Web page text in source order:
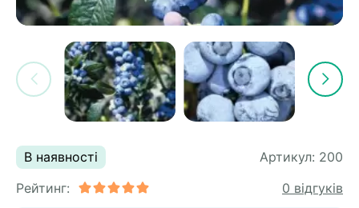
В наявності Артикул: 200
Рейтинг:
0 відгуків